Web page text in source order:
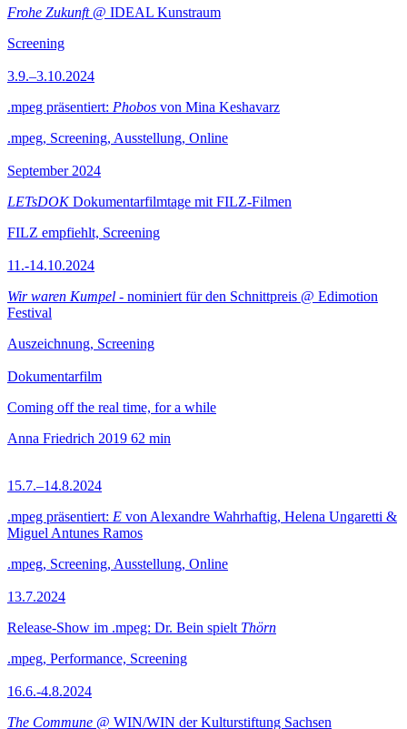
Frohe Zukunft@ IDEAL Kunstraum
Screening
3.9.–3.10.2024
.mpeg präsentiert: Phobos von Mina Keshavarz
.mpeg, Screening, Ausstellung, Online
September 2024
LETsDOKDokumentarfilmtage mit FILZ-Filmen
FILZ empfiehlt, Screening
11.-14.10.2024
Wir waren Kumpel - nominiert für den Schnittpreis @ Edimotion
Festival
Auszeichnung, Screening
Dokumentarfilm
Coming off the real time, for a while
Anna Friedrich 2019 62 min
15.7.–14.8.2024
.mpeg präsentiert: E von Alexandre Wahrhaftig, Helena Ungaretti &
Miguel Antunes Ramos
.mpeg, Screening, Ausstellung, Online
13.7.2024
Release-Show im .mpeg: Dr. Bein spielt Thörn
.mpeg, Performance, Screening
16.6.-4.8.2024
The Commune @ WIN/WIN der Kulturstiftung Sachsen